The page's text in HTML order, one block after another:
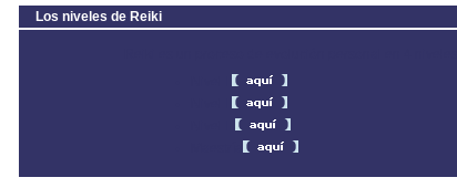
Los niveles de Reiki